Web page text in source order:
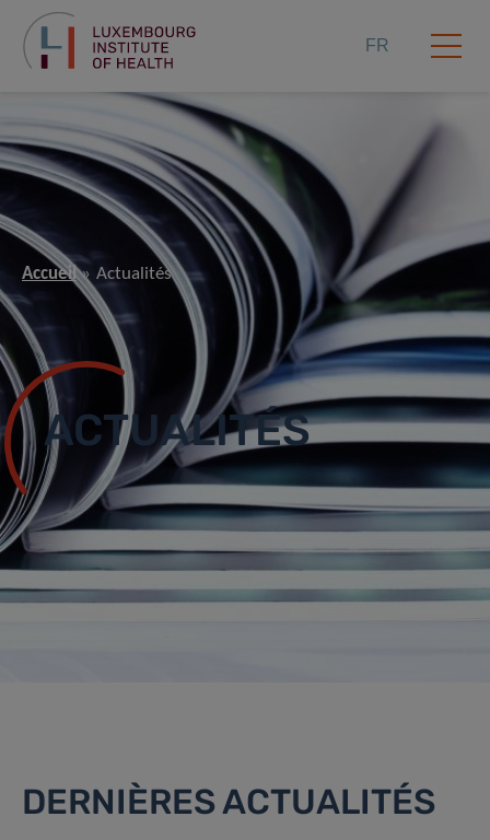
FR
Accueil Actualités
ACTUALITÉS
DERNIÈRES ACTUALITÉS